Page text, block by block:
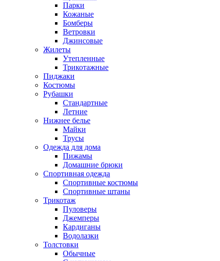
Парки
Кожаные
Бомберы
Ветровки
Джинсовые
Жилеты
Утепленные
Трикотажные
Пиджаки
Костюмы
Рубашки
Стандартные
Летние
Нижнее белье
Майки
Трусы
Одежда для дома
Пижамы
Домашние брюки
Спортивная одежда
Спортивные костюмы
Спортивные штаны
Трикотаж
Пуловеры
Джемперы
Кардиганы
Водолазки
Толстовки
Обычные